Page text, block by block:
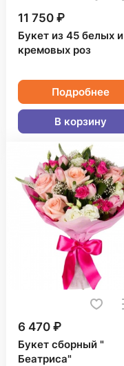
11 750 ₽
Букет из 45 белых и
кремовых роз
Подробнее
В корзину
6 470 ₽
Букет сборный "
Беатриса"